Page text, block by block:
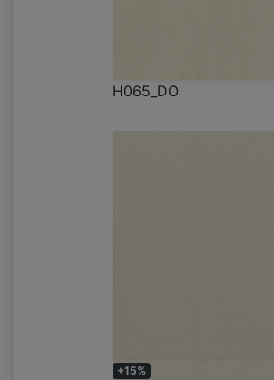
H065_DO
+15%